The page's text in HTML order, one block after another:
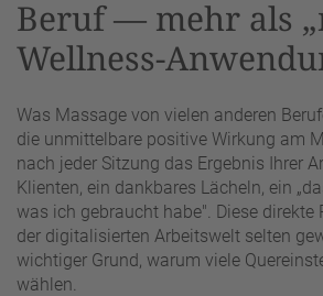
Beruf — mehr als
Wellness-
Was Massage von vielen anderen
die unmittelbare positive Wirkung am
nach jeder Sitzung das Ergebnis Ihrer
Klienten, ein dankbares Lächeln, ein
was ich gebraucht habe". Diese direkte
der digitalisierten Arbeitswelt selten
wichtiger Grund, warum viele
wählen.